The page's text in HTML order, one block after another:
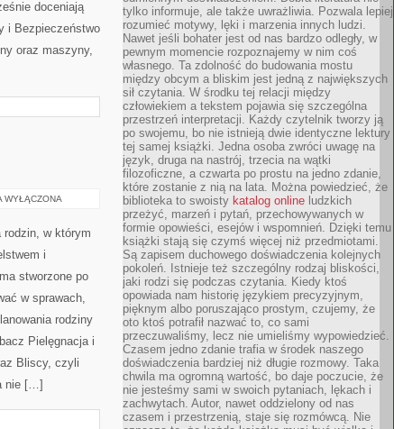
doceniają
i Bezpieczeństwo
oraz maszyny,
WYŁĄCZONA
rodzin, w którym
i
stworzone po
w sprawach,
rodziny
Pielęgnacja i
Bliscy, czyli
nie […]
tylko informuje, ale także uwrażliwia. Pozwala lepiej
rozumieć motywy, lęki i marzenia innych ludzi.
Nawet jeśli bohater jest od nas bardzo odległy, w
pewnym momencie rozpoznajemy w nim coś
własnego. Ta zdolność do budowania mostu
między obcym a bliskim jest jedną z największych
sił czytania. W środku tej relacji między
człowiekiem a tekstem pojawia się szczególna
przestrzeń interpretacji. Każdy czytelnik tworzy ją
po swojemu, bo nie istnieją dwie identyczne lektury
tej samej książki. Jedna osoba zwróci uwagę na
język, druga na nastrój, trzecia na wątki
filozoficzne, a czwarta po prostu na jedno zdanie,
które zostanie z nią na lata. Można powiedzieć, że
biblioteka to swoisty katalog online ludzkich
przeżyć, marzeń i pytań, przechowywanych w
formie opowieści, esejów i wspomnień. Dzięki temu
książki stają się czymś więcej niż przedmiotami.
Są zapisem duchowego doświadczenia kolejnych
pokoleń. Istnieje też szczególny rodzaj bliskości,
jaki rodzi się podczas czytania. Kiedy ktoś
opowiada nam historię językiem precyzyjnym,
pięknym albo poruszająco prostym, czujemy, że
oto ktoś potrafił nazwać to, co sami
przeczuwaliśmy, lecz nie umieliśmy wypowiedzieć.
Czasem jedno zdanie trafia w środek naszego
doświadczenia bardziej niż długie rozmowy. Taka
chwila ma ogromną wartość, bo daje poczucie, że
nie jesteśmy sami w swoich pytaniach, lękach i
zachwytach. Autor, nawet oddzielony od nas
czasem i przestrzenią, staje się rozmówcą. Nie